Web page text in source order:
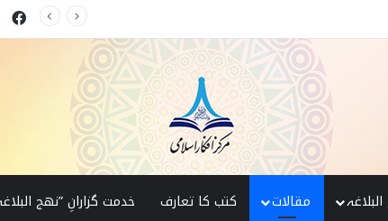
کی روشنی میں
مقالات کتب کا تعارف خدمت گزارانِ ”نھج